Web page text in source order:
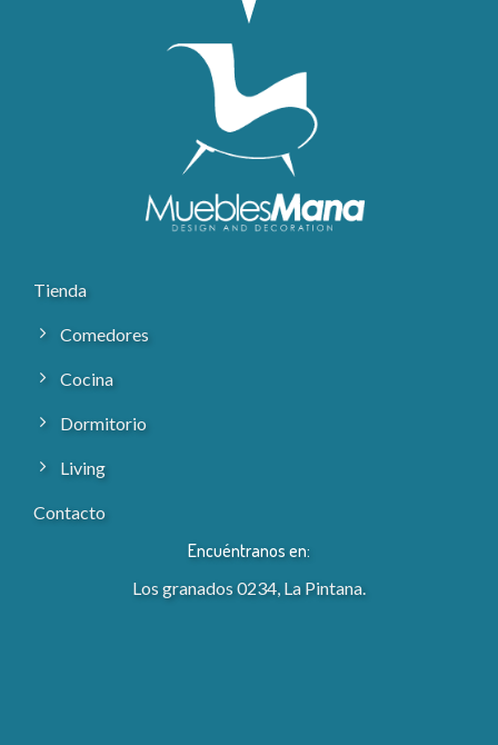
Tienda
Comedores
Cocina
Dormitorio
Living
Contacto
Encuéntranos en:
Los granados 0234, La Pintana.